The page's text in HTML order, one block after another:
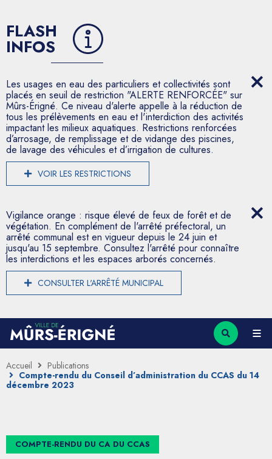
FLASH
INFOS
Les usages en eau des particuliers et collectivités sont
placés en seuil de restriction "ALERTE RENFORCÉE" sur
Mûrs-Érigné. Ce niveau d'alerte appelle à la réduction de
tous les prélèvements en eau et l'interdiction des activités
impactant les milieux aquatiques. Restrictions renforcées
d’arrosage, de remplissage et de vidange des piscines,
de lavage des véhicules et d’irrigation de cultures.
VOIR LES RESTRICTIONS
Vigilance orange : risque élevé de feux de forêt et de
végétation. En complément de l'arrêté préfectoral, un
arrêté communal est en vigueur depuis le 24 juin et
jusqu'au 15 septembre. Consultez l'arrêté pour connaître
les interdictions et les espaces arborés concernés.
CONSULTER L'ARRÊTÉ MUNICIPAL
Accueil
Publications
Compte-rendu du Conseil d’administration du CCAS du 14
décembre 2023
COMPTE-RENDU DU CA DU CCAS